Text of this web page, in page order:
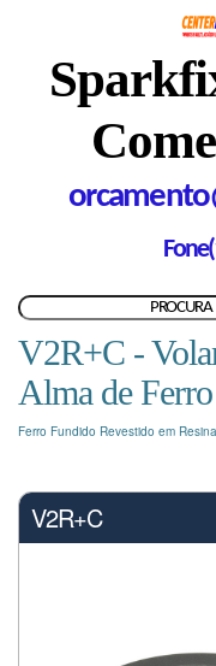
V2R+C -
Alma de
Ferro Fundido Revestido em
V2R+C